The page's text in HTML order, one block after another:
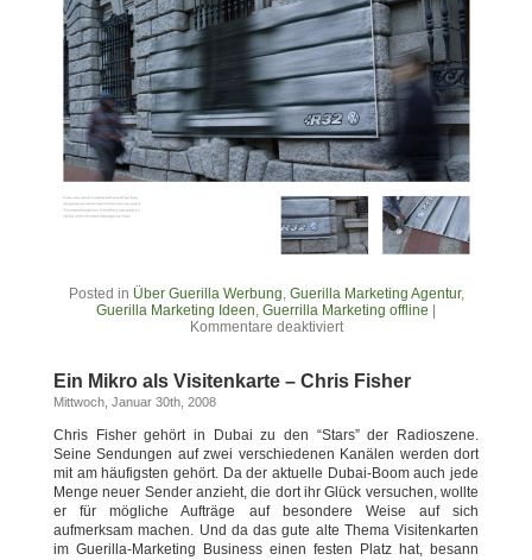
Posted in Über Guerilla Werbung, Guerilla Marketing Agentur,
Guerilla Marketing Ideen, Guerrilla Marketing offline
Kommentare deaktiviert
Ein Mikro als Visitenkarte – Chris Fisher
Mittwoch, Januar 30th, 2008
Chris Fisher gehört in Dubai zu den “Stars” der Radioszene.
Seine Sendungen auf zwei verschiedenen Kanälen werden dort
mit am häufigsten gehört. Da der aktuelle Dubai-Boom auch jede
Menge neuer Sender anzieht, die dort ihr Glück versuchen, wollte
er für mögliche Aufträge auf besondere Weise auf sich
aufmerksam machen. Und da das gute alte Thema Visitenkarten
im Guerilla-Marketing Business einen festen Platz hat, besann